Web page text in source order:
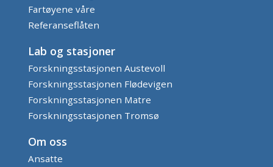
Fartøyene våre
Referanseflåten
Lab og stasjoner
Forskningsstasjonen Austevoll
Forskningsstasjonen Flødevigen
Forskningsstasjonen Matre
Forskningsstasjonen Tromsø
Om oss
Ansatte